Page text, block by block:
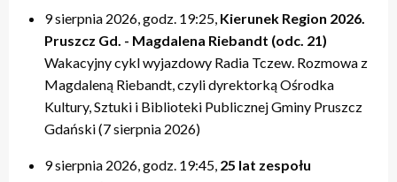
9 sierpnia 2026, godz. 19:25, Kierunek Region 2026.
Pruszcz Gd. - Magdalena Riebandt (odc. 21)
Wakacyjny cykl wyjazdowy Radia Tczew. Rozmowa z
Magdaleną Riebandt, czyli dyrektorką Ośrodka
Kultury, Sztuki i Biblioteki Publicznej Gminy Pruszcz
Gdański (7 sierpnia 2026)
9 sierpnia 2026, godz. 19:45, 25 lat zespołu